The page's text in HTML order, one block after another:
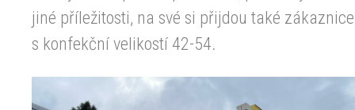
jiné příležitosti, na své si přijdou také zákaznice
s konfekční velikostí 42-54.